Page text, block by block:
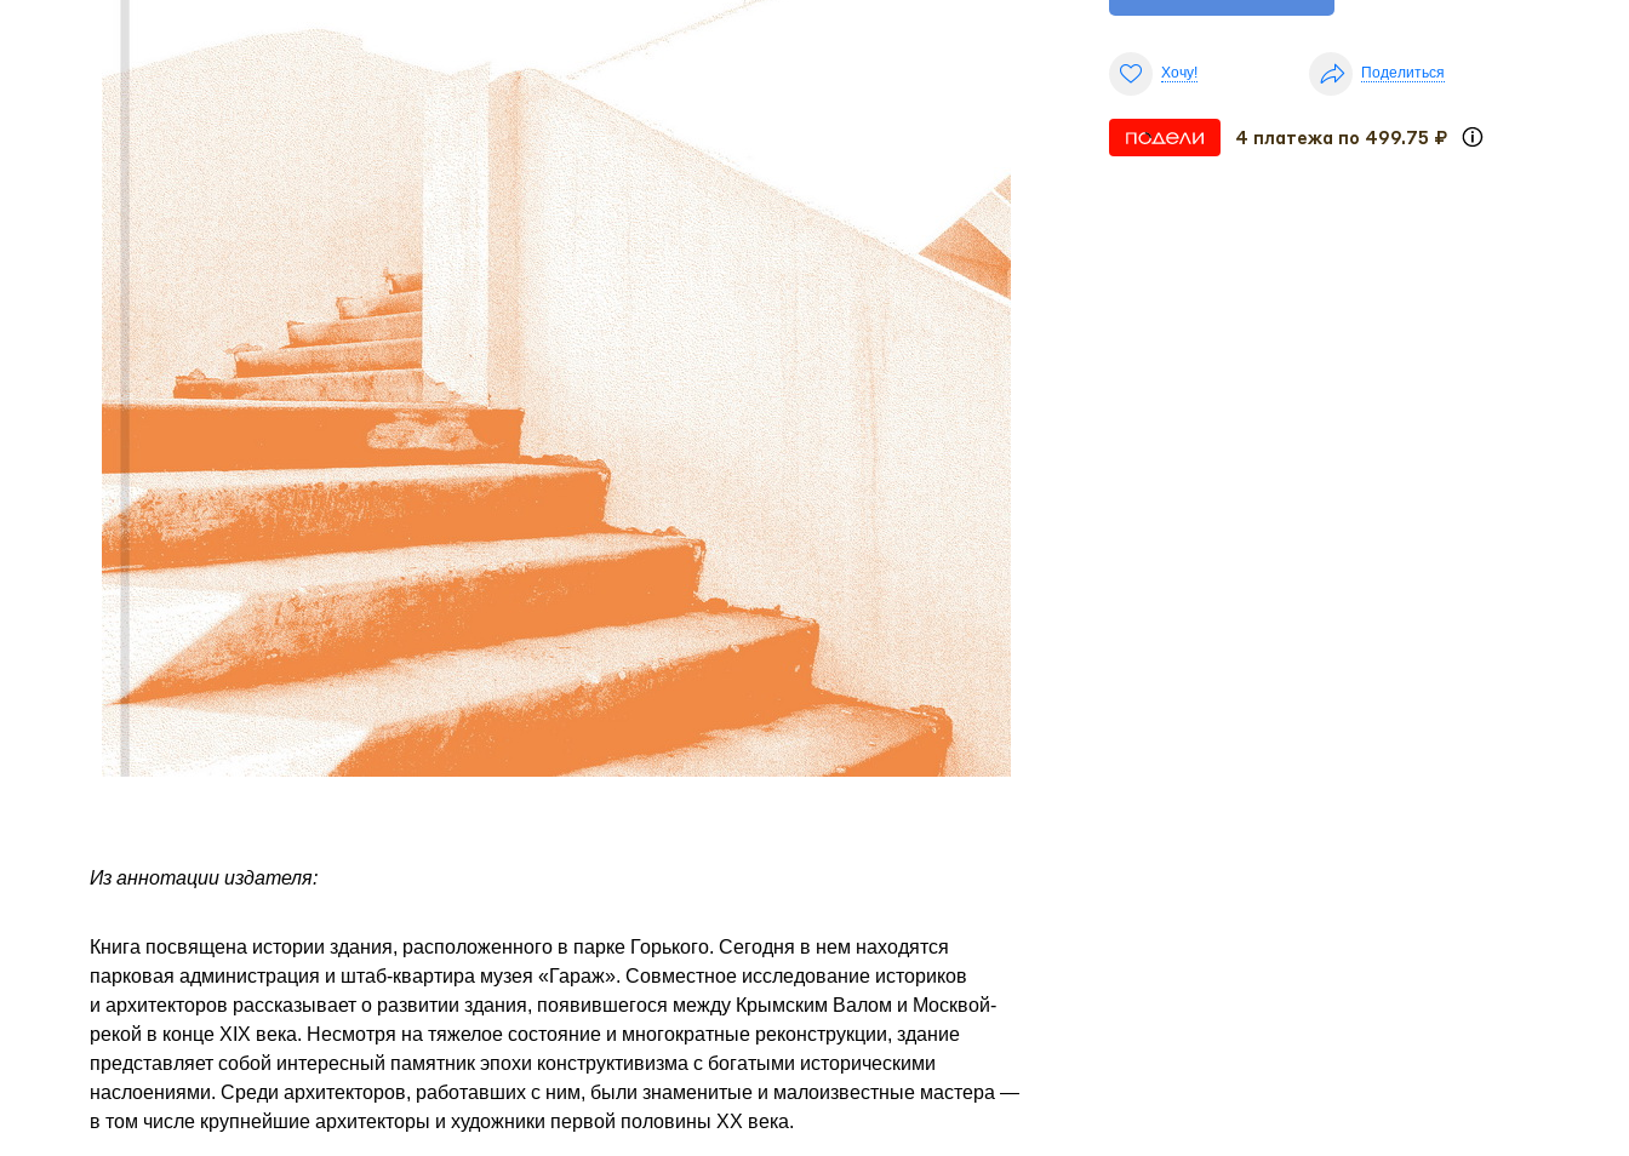
Хочу! Поделиться
4 платежа по 499.75 ₽
Из аннотации издателя:
Книга посвящена истории здания, расположенного в парке Горького. Сегодня в нем находятся
парковая администрация и штаб-квартира музея «Гараж». Совместное исследование историков
и архитекторов рассказывает о развитии здания, появившегося между Крымским Валом и Москвой-
рекой в конце XIX века. Несмотря на тяжелое состояние и многократные реконструкции, здание
представляет собой интересный памятник эпохи конструктивизма с богатыми историческими
наслоениями. Среди архитекторов, работавших с ним, были знаменитые и малоизвестные мастера —
в том числе крупнейшие архитекторы и художники первой половины ХХ века.